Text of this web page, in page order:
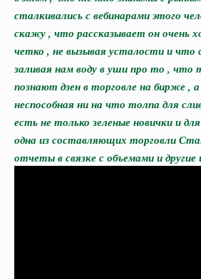
сталкивались с вебинарами этого
скажу , что рассказывает он очень
четко , не вызывая усталости и что
заливая нам воду в уши про то , что
познают дзен в торговле на бирже ,
неспособная ни на что толпа для
есть не только зеленые новички и
одна из составляющих торговли
отчеты в связке с объемами и